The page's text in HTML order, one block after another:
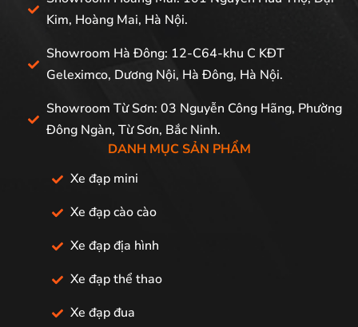
Kim, Hoàng Mai, Hà Nội.
Showroom Hà Đông: 12-C64-khu C KĐT
Geleximco, Dương Nội, Hà Đông, Hà Nội.
Showroom Từ Sơn: 03 Nguyễn Công Hãng, Phường
Đông Ngàn, Từ Sơn, Bắc Ninh.
DANH MỤC SẢN PHẨM
Xe đạp mini
Xe đạp cào cào
Xe đạp địa hình
Xe đạp thể thao
Xe đạp đua